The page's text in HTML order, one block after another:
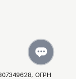
ОГРН